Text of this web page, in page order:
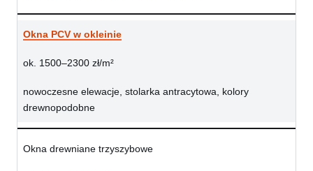
Okna PCV w okleinie
ok. 1500–2300 zł/m²
nowoczesne elewacje, stolarka antracytowa, kolory
drewnopodobne
Okna drewniane trzyszybowe